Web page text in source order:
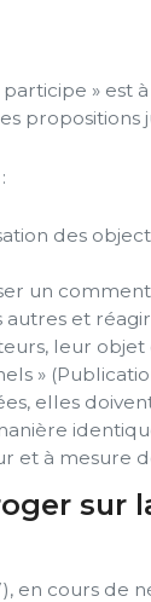
» est
propositions
des
un
autres et
leur objet
»
elles
et à mesure
sur
en cours de